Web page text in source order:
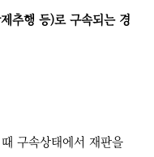
추행 등)로 구속되는 경
구속상태에서 재판을